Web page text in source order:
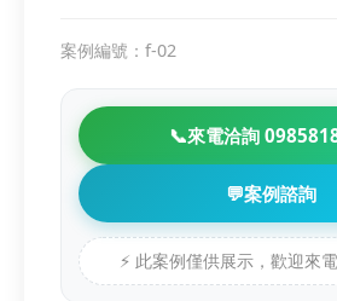
案例編號：f-02
📞來電洽詢
💬案例諮詢
⚡ 此案例僅供展示，歡迎來